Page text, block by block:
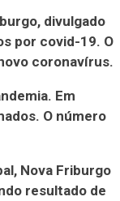
divulgado
por covid-19. O
coronavírus.
Em
O número
Nova Friburgo
resultado de